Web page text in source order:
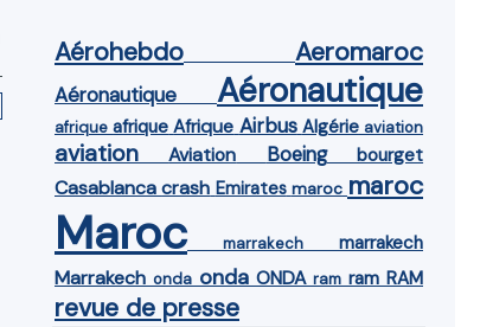
Aérohebdo Aeromaroc
Aéronautique Aéronautique
afrique afrique Afrique Airbus Algérie aviation
aviation Aviation Boeing bourget
Casablanca crash Emirates maroc maroc
Maroc marrakech marrakech
Marrakech onda onda ONDA ram ram RAM
revue de presse